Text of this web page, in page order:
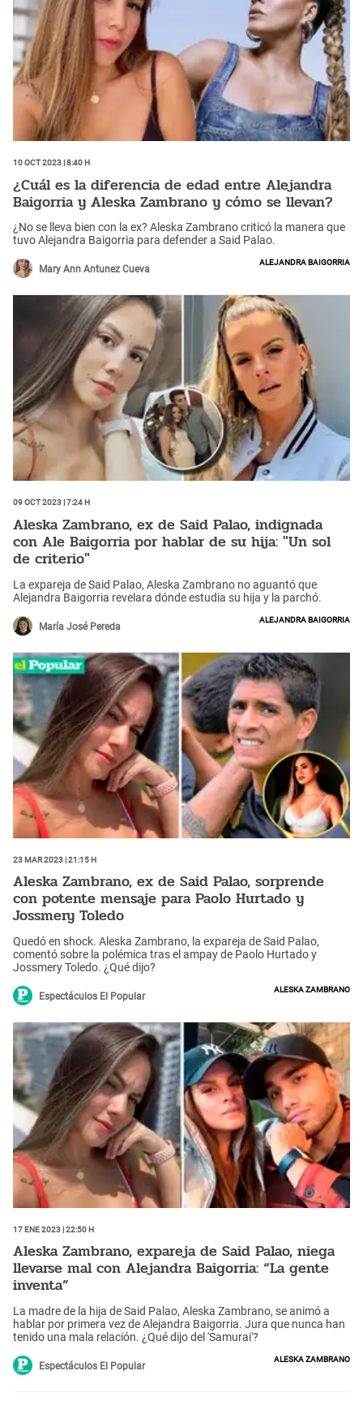
10 Oct 2023 | 8:40 h
¿Cuál es la diferencia de edad entre Alejandra
Baigorria y Aleska Zambrano y cómo se llevan?
¿No se lleva bien con la ex? Aleska Zambrano criticó la manera que
tuvo Alejandra Baigorria para defender a Said Palao.
Mary Ann Antunez Cueva
Alejandra Baigorria
09 Oct 2023 | 7:24 h
Aleska Zambrano, ex de Said Palao, indignada
con Ale Baigorria por hablar de su hija: "Un sol
de criterio"
La expareja de Said Palao, Aleska Zambrano no aguantó que
Alejandra Baigorria revelara dónde estudia su hija y la parchó.
María José Pereda
Alejandra Baigorria
23 Mar 2023 | 21:15 h
Aleska Zambrano, ex de Said Palao, sorprende
con potente mensaje para Paolo Hurtado y
Jossmery Toledo
Quedó en shock. Aleska Zambrano, la expareja de Said Palao,
comentó sobre la polémica tras el ampay de Paolo Hurtado y
Jossmery Toledo. ¿Qué dijo?
Espectáculos El Popular
Aleska Zambrano
17 Ene 2023 | 22:50 h
Aleska Zambrano, expareja de Said Palao, niega
llevarse mal con Alejandra Baigorria: “La gente
inventa”
La madre de la hija de Said Palao, Aleska Zambrano, se animó a
hablar por primera vez de Alejandra Baigorria. Jura que nunca han
tenido una mala relación. ¿Qué dijo del 'Samurai'?
Espectáculos El Popular
Aleska Zambrano